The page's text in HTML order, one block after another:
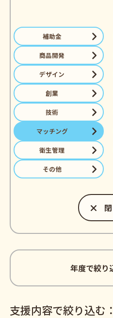
補助金
商品開発
デザイン
創業
技術
マッチング
衛生管理
その他
年度で絞り
支援内容で絞り込む